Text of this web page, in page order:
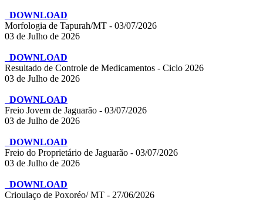
DOWNLOAD
Morfologia de Tapurah/MT - 03/07/2026
03 de Julho de 2026
DOWNLOAD
Resultado de Controle de Medicamentos - Ciclo 2026
03 de Julho de 2026
DOWNLOAD
Freio Jovem de Jaguarão - 03/07/2026
03 de Julho de 2026
DOWNLOAD
Freio do Proprietário de Jaguarão - 03/07/2026
03 de Julho de 2026
DOWNLOAD
Crioulaço de Poxoréo/ MT - 27/06/2026